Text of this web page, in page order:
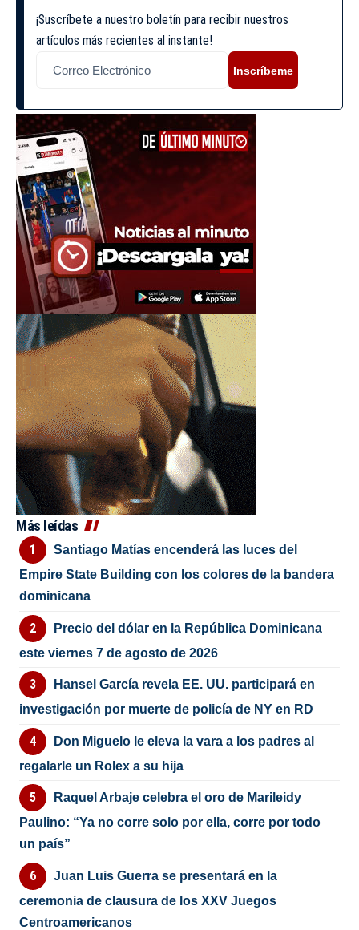
¡Suscríbete a nuestro boletín para recibir nuestros
artículos más recientes al instante!
Inscríbeme
Más leídas
Santiago Matías encenderá las luces del
Empire State Building con los colores de la bandera
dominicana
Precio del dólar en la República Dominicana
este viernes 7 de agosto de 2026
Hansel García revela EE. UU. participará en
investigación por muerte de policía de NY en RD
Don Miguelo le eleva la vara a los padres al
regalarle un Rolex a su hija
Raquel Arbaje celebra el oro de Marileidy
Paulino: “Ya no corre solo por ella, corre por todo
un país”
Juan Luis Guerra se presentará en la
ceremonia de clausura de los XXV Juegos
Centroamericanos